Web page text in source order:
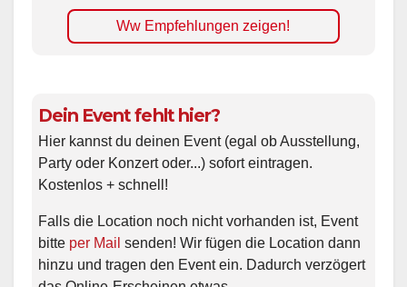
Ww Empfehlungen zeigen!
Dein Event fehlt hier?
Hier kannst du deinen Event (egal ob Ausstellung,
Party oder Konzert oder...) sofort eintragen.
Kostenlos + schnell!
Falls die Location noch nicht vorhanden ist, Event
bitte per Mail senden! Wir fügen die Location dann
hinzu und tragen den Event ein. Dadurch verzögert